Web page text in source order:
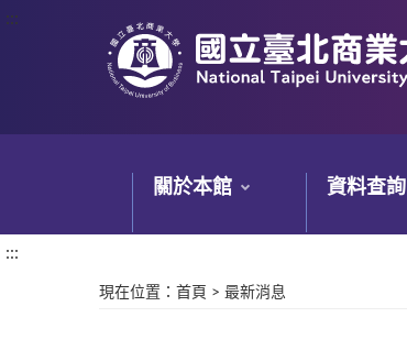
:::
:::
關於本館 資料查詢
:::
現在位置 ： 首頁 > 最新消息